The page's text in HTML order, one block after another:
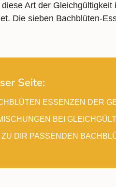
Art der
Die sieben Bachblüten-
Seite:
ESSENZEN DER
BEI
DIR PASSENDEN